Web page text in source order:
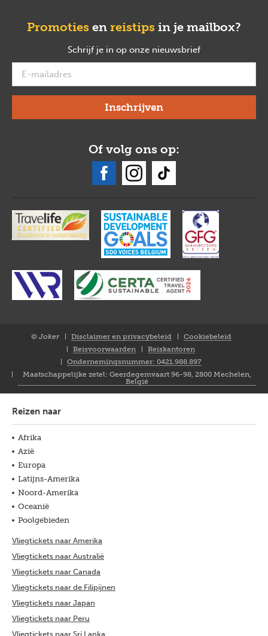
Promoties en reistips in je mailbox?
Schrijf je in op onze nieuwsbrief
Of volg ons op:
© Joker
Disclaimer en privacybeleid
Cookiebeleid
Reisvoorwaarden
Reiskantoren
Ondernemingsnummer: 0421.988.897
Maatschappelijke zetel: Geerdegemvaart 96-98, 2800 Mechelen,
België
Reizen naar
Afrika
Azië
Europa
Latijns-Amerika
Noord-Amerika
Oceanië
Poolgebieden
Vliegtickets naar Amerika
Vliegtickets naar Australië
Vliegtickets naar Canada
Vliegtickets naar de Filipijnen
Vliegtickets naar Japan
Vliegtickets naar Peru
Vliegtickets naar Sri Lanka